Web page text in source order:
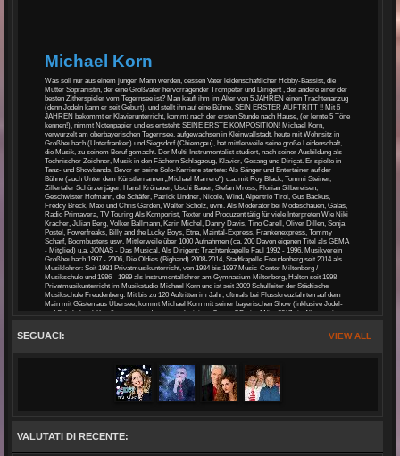
Michael Korn
Was soll nur aus einem jungen Mann werden, dessen Vater leidenschaftlicher Hobby-Bassist, die
Mutter Sopranistin, der eine Großvater hervorragender Trompeter und Dirigent , der andere einer der
besten Zitherspieler vom Tegernsee ist? Man kauft ihm im Alter von 5 JAHREN einen Trachtenanzug
(denn Jodeln kann er seit Geburt), und stellt ihn auf eine Bühne. SEIN ERSTER AUFTRITT !! Mit 6
JAHREN bekommt er Klavierunterricht, kommt nach der ersten Stunde nach Hause, (er lernte 5 Töne
kennen!), nimmt Notenpapier und es entsteht: SEINE ERSTE KOMPOSITION! Michael Korn,
verwurzelt am oberbayerischen Tegernsee, aufgewachsen in Kleinwallstadt, heute mit Wohnsitz in
Großheubach (Unterfranken) und Siegsdorf (Chiemgau), hat mittlerweile seine große Leidenschaft,
die Musik, zu seinem Beruf gemacht. Der Multi-Instrumentalist studiert, nach seiner Ausbildung als
Technischer Zeichner, Musik in den Fächern Schlagzeug, Klavier, Gesang und Dirigat. Er spielte in
Tanz- und Showbands, Bevor er seine Solo-Karriere startete: Als Sänger und Entertainer auf der
Bühne (auch Unter dem Künstlernamen „Michael Marrero“) u.a. mit Roy Black, Tommi Steiner,
Zillertaler Schürzenjäger, Hansl Krönauer, Uschi Bauer, Stefan Mross, Florian Silbereisen,
Geschwister Hofmann, die Schäfer, Patrick Lindner, Nicole, Wind, Alpentrio Tirol, Gus Backus,
Freddy Breck, Maxi und Chris Garden, Walter Scholz, uvm. Als Moderator bei Modeschauen, Galas,
Radio Primavera, TV Touring Als Komponist, Texter und Produzent tätig für viele Interpreten Wie Niki
Kracher, Julian Berg, Volker Ballmann, Karin Michel, Danny Davis, Tino Carell, Oliver Dillen, Sonja
Postel, Powerfreaks, Billy and the Lucky Boys, Etna, Maintal-Express, Frankenexpress, Tommy
Scharf, Boombusters usw. Mittlerweile über 1000 Aufnahmen (ca. 200 Davon eigenen Titel als GEMA
- Mitglied) u.a, JONAS - Das Musical. Als Dirigent: Trachtenkapelle Faul 1992 - 1996, Musikverein
Großheubach 1997 - 2006, Die Oldies (Bigband) 2008-2014, Stadtkapelle Freudenberg seit 2014 als
Musiklehrer: Seit 1981 Privatmusikunterricht, von 1984 bis 1997 Music-Center Miltenberg /
Musikschule und 1986 - 1989 als Instrumentallehrer am Gymnasium Miltenberg, Halten seit 1998
Privatmusikunterricht im Musikstudio Michael Korn und ist seit 2009 Schulleiter der Städtische
Musikschule Freudenberg. Mit bis zu 120 Auftritten im Jahr, oftmals bei Flusskreuzfahrten auf dem
Main mit Gästen aus Übersee, kommt Michael Korn mit seiner bayerischen Show (inklusive Jodel-
und Schuhplattel-Kurs!), so gut an, dass er nach einigen Cover-CDs im März 2017 ein Album mit
Überraschung: Der Song: "Ich habs Bergfeuer gsehn - Unplugged", zusammen mit seinen Freunden
der Partyschlager - Band Spassmaschine aufgenommen, wird für die GRAND PRIX SCHLAGER /
knapp das Finale und erreichte immerhin EINEN der Vorderen Plätze. Der Song „Nenn mich
romantisch“ ist ebenfalls bei vielen Hörern beliebt und Wird im Frühjahr 2018 als Single ausgekoppelt.
Im April 2019 dann das Original von "Ich habs Bergfeuer gsehn" !!
VIEW ALL
SEGUACI:
VALUTATI DI RECENTE: